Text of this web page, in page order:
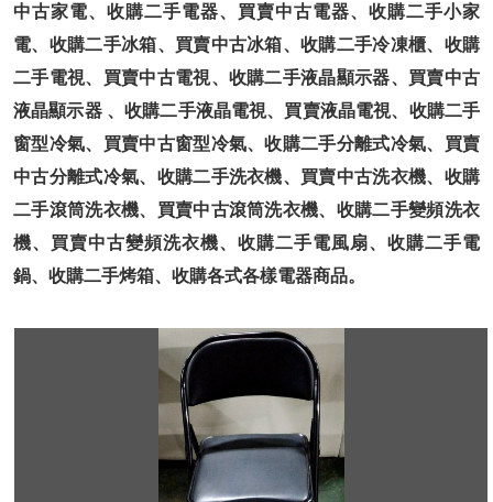
中古家電、收購二手電器、買賣中古電器、收購二手小家
電、收購二手冰箱、買賣中古冰箱、收購二手冷凍櫃、收購
二手電視、買賣中古電視、收購二手液晶顯示器、買賣中古
液晶顯示器 、收購二手液晶電視、買賣液晶電視、收購二手
窗型冷氣、買賣中古窗型冷氣、收購二手分離式冷氣、買賣
中古分離式冷氣、收購二手洗衣機、買賣中古洗衣機、收購
二手滾筒洗衣機、買賣中古滾筒洗衣機、收購二手變頻洗衣
機、買賣中古變頻洗衣機、收購二手電風扇、收購二手電
鍋、收購二手烤箱、收購各式各樣電器商品。